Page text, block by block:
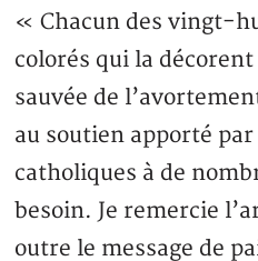
« Chacun des vingt-
colorés qui la
sauvée de
au soutien apporté
catholiques à de
besoin. Je remercie
outre le message de